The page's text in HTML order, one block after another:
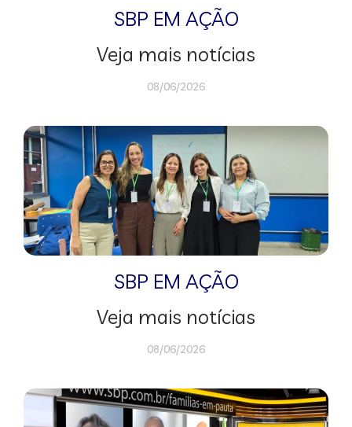
SBP EM AÇÃO
Veja mais notícias
08/06/2026
SBP EM AÇÃO
Veja mais notícias
08/06/2026